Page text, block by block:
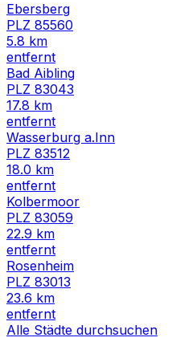
Ebersberg
PLZ 85560
5.8 km
entfernt
Bad Aibling
PLZ 83043
17.8 km
entfernt
Wasserburg a.Inn
PLZ 83512
18.0 km
entfernt
Kolbermoor
PLZ 83059
22.9 km
entfernt
Rosenheim
PLZ 83013
23.6 km
entfernt
Alle Städte durchsuchen